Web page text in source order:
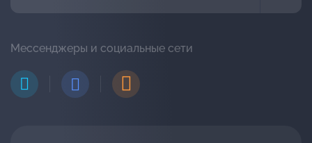
Мессенджеры и социальные сети